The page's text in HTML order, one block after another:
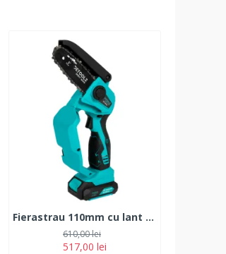
Fierastrau 110mm cu lant si acumulator 18V 2Ah
517,00 lei
610,00 lei